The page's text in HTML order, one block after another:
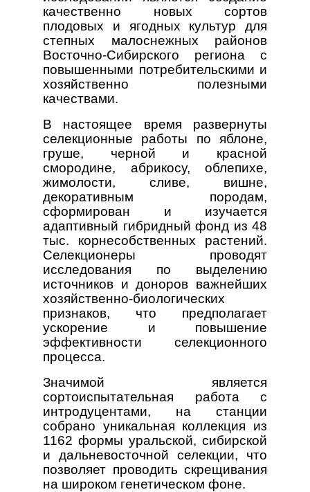
качественно новых сортов
плодовых и ягодных культур для
степных малоснежных районов
Восточно-Сибирского региона с
повышенными потребительскими и
хозяйственно полезными
качествами.
В настоящее время развернуты
селекционные работы по яблоне,
груше, черной и красной
смородине, абрикосу, облепихе,
жимолости, сливе, вишне,
декоративным породам,
сформирован и изучается
адаптивный гибридный фонд из 48
тыс. корнесобственных растений.
Селекционеры проводят
исследования по выделению
источников и доноров важнейших
хозяйственно-биологических
признаков, что предполагает
ускорение и повышение
эффективности селекционного
процесса.
Значимой является
сортоиспытательная работа с
интродуцентами, на станции
собрано уникальная коллекция из
1162 формы уральской, сибирской
и дальневосточной селекции, что
позволяет проводить скрещивания
на широком генетическом фоне.